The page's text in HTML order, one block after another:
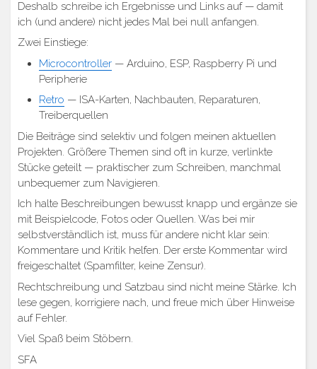
Deshalb schreibe ich Ergebnisse und Links auf — damit
ich (und andere) nicht jedes Mal bei null anfangen.
Zwei Einstiege:
Microcontroller — Arduino, ESP, Raspberry Pi und
Peripherie
Retro — ISA-Karten, Nachbauten, Reparaturen,
Treiberquellen
Die Beiträge sind selektiv und folgen meinen aktuellen
Projekten. Größere Themen sind oft in kurze, verlinkte
Stücke geteilt — praktischer zum Schreiben, manchmal
unbequemer zum Navigieren.
Ich halte Beschreibungen bewusst knapp und ergänze sie
mit Beispielcode, Fotos oder Quellen. Was bei mir
selbstverständlich ist, muss für andere nicht klar sein:
Kommentare und Kritik helfen. Der erste Kommentar wird
freigeschaltet (Spamfilter, keine Zensur).
Rechtschreibung und Satzbau sind nicht meine Stärke. Ich
lese gegen, korrigiere nach, und freue mich über Hinweise
auf Fehler.
Viel Spaß beim Stöbern.
SFA